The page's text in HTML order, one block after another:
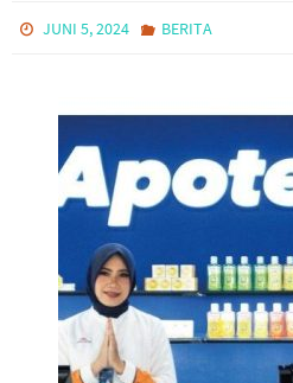
JUNI 5, 2024 BERITA